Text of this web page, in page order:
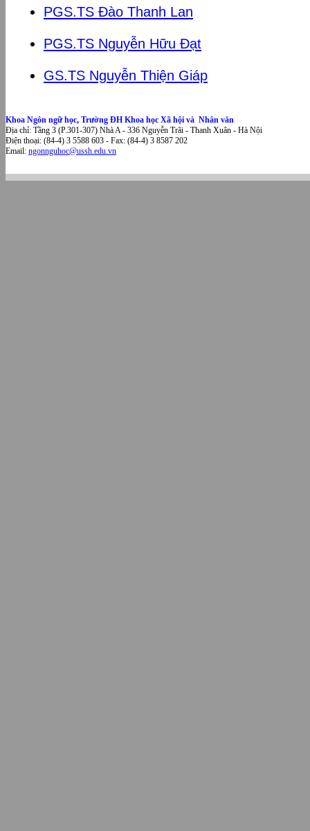
PGS.TS Đào Thanh Lan
PGS.TS Nguyễn Hữu Đạt
GS.TS Nguyễn Thiện Giáp
Khoa Ngôn ngữ học, Trường ĐH Khoa học Xã hội và Nhân văn
Địa chỉ: Tầng 3 (P.301-307) Nhà A - 336 Nguyễn Trãi - Thanh Xuân - Hà Nội
Điện thoại: (84-4) 3 5588 603 - Fax: (84-4) 3 8587 202
Email: ngonnguhoc@ussh.edu.vn